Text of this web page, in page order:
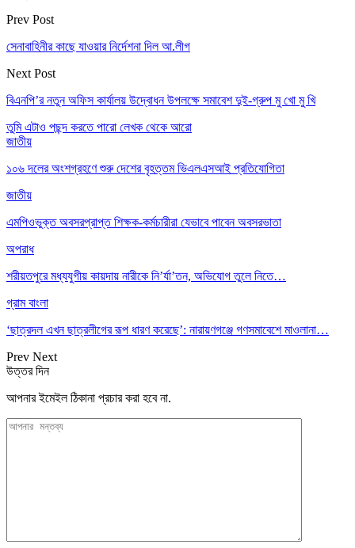
Prev Post
সেনাবাহিনীর কাছে যাওয়ার নির্দেশনা দিল আ.লীগ
Next Post
বিএনপি’র নতুন অফিস কার্যালয় উদ্বোধন উপলক্ষে সমাবেশ দুই-গ্রুপ মু খো মু খি
তুমি এটাও পছন্দ করতে পারো লেখক থেকে আরো
জাতীয়
১০৬ দলের অংশগ্রহণে শুরু দেশের বৃহত্তম ভিএলএসআই প্রতিযোগিতা
জাতীয়
এমপিওভুক্ত অবসরপ্রাপ্ত শিক্ষক-কর্মচারীরা যেভাবে পাবেন অবসরভাতা
অপরাধ
শরীয়তপুরে মধ্যযুগীয় কায়দায় নারীকে নি’র্যা’তন, অভিযোগ তুলে নিতে…
গ্রাম বাংলা
‘ছাত্রদল এখন ছাত্রলীগের রূপ ধারণ করেছে’: নারায়ণগঞ্জে গণসমাবেশে মাওলানা…
Prev Next
উত্তর দিন
আপনার ইমেইল ঠিকানা প্রচার করা হবে না.